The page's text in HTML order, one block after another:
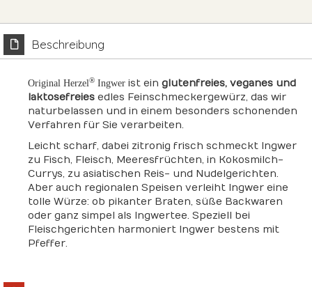
Beschreibung
Original Herzel® Ingwer ist ein glutenfreies, veganes und
laktosefreies edles Feinschmeckergewürz, das wir
naturbelassen und in einem besonders schonenden
Verfahren für Sie verarbeiten.
Leicht scharf, dabei zitronig frisch schmeckt Ingwer
zu Fisch, Fleisch, Meeresfrüchten, in Kokosmilch-
Currys, zu asiatischen Reis- und Nudelgerichten.
Aber auch regionalen Speisen verleiht Ingwer eine
tolle Würze: ob pikanter Braten, süße Backwaren
oder ganz simpel als Ingwertee. Speziell bei
Fleischgerichten harmoniert Ingwer bestens mit
Pfeffer.